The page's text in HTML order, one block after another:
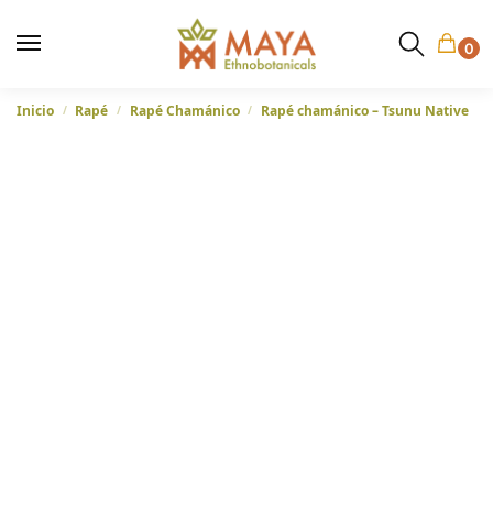
0
Inicio / Rapé / Rapé Chamánico / Rapé chamánico – Tsunu Native